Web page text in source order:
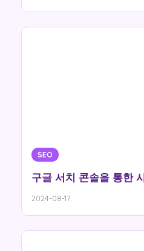
SEO
구글 서치 콘솔을 통한
2024-08-17